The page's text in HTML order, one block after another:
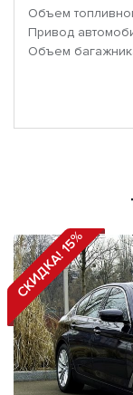
Объем
Привод
Объем
СКИДКА! 15%